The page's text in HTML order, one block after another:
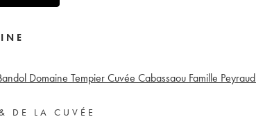
Domaine Tempier Cuvée Cabassaou Famille Peyraud
DE LA CUVÉE